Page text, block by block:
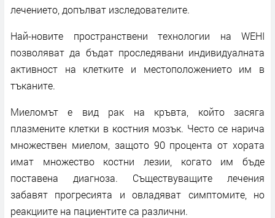
лечението, допълват изследователите.
Най-новите пространствени технологии на WEHI
позволяват да бъдат проследявани индивидуалната
активност на клетките и местоположението им в
тъканите.
Миеломът е вид рак на кръвта, който засяга
плазмените клетки в костния мозък. Често се нарича
множествен миелом, защото 90 процента от хората
имат множество костни лезии, когато им бъде
поставена диагноза. Съществуващите лечения
забавят прогресията и овладяват симптомите, но
реакциите на пациентите са различни.